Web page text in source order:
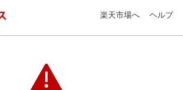
楽天市場へ ヘルプ